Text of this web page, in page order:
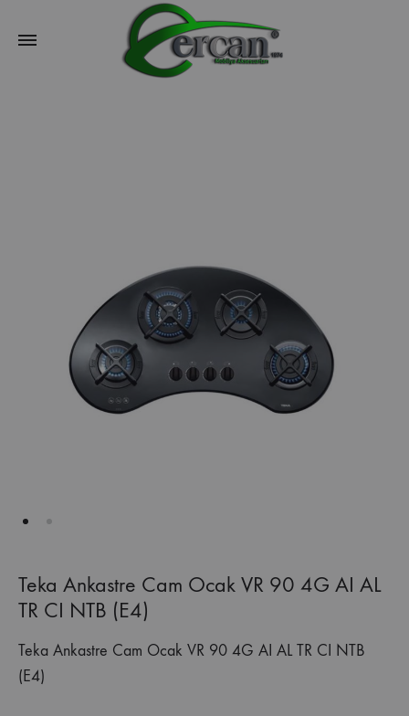
Teka Ankastre Cam Ocak VR 90 4G AI AL
TR CI NTB (E4)
Teka Ankastre Cam Ocak VR 90 4G AI AL TR CI NTB
(E4)